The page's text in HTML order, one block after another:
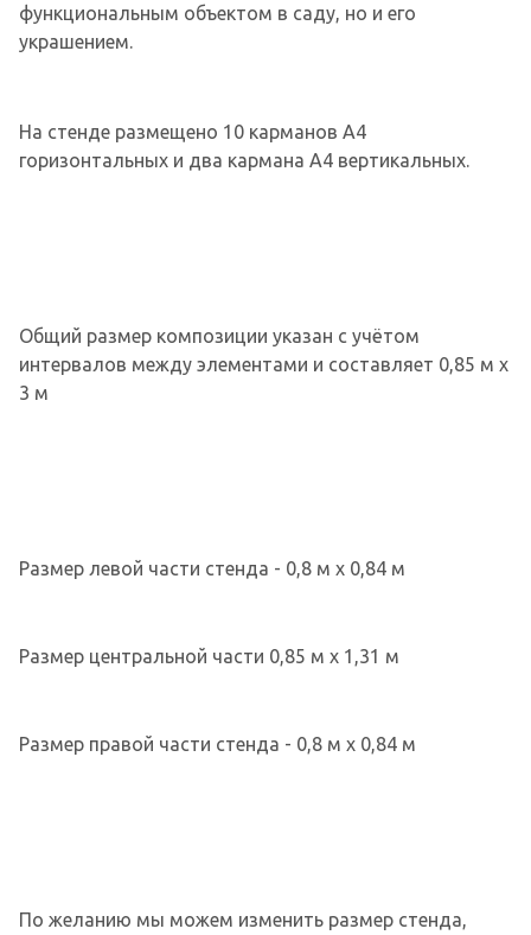
функциональным объектом в саду, но и его
украшением.
На стенде размещено 10 карманов А4
горизонтальных и два кармана А4 вертикальных.
Общий размер композиции указан с учётом
интервалов между элементами и составляет 0,85 м х
3 м
Размер левой части стенда - 0,8 м х 0,84 м
Размер центральной части 0,85 м х 1,31 м
Размер правой части стенда - 0,8 м х 0,84 м
По желанию мы можем изменить размер стенда,